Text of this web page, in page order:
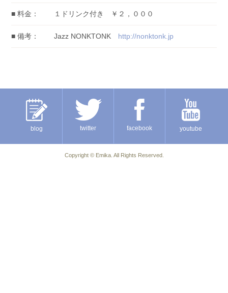
■ 料金： １ドリンク付き ￥２，０００
■ 備考： Jazz NONKTONK http://nonktonk.jp
blog twitter facebook youtube
Copyright © Emika. All Rights Reserved.